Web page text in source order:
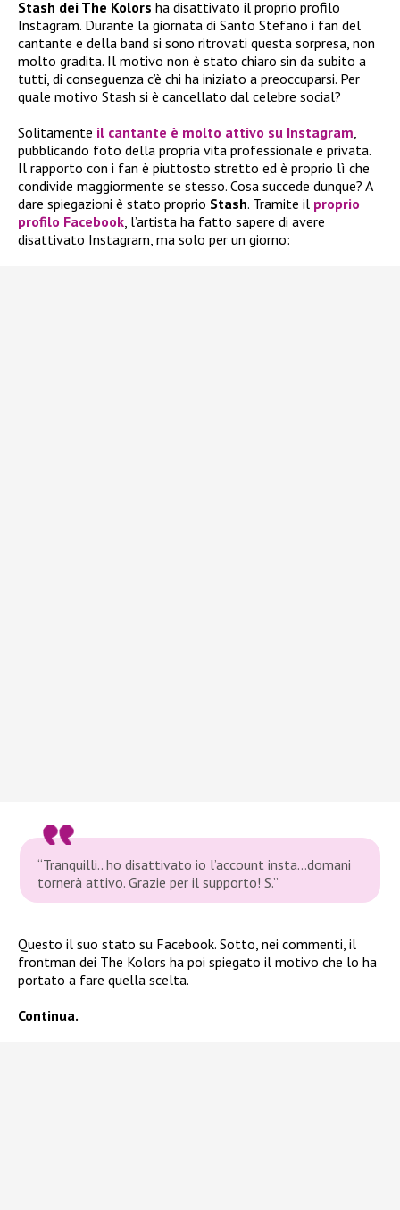
Stash dei The Kolors ha disattivato il proprio profilo
Instagram. Durante la giornata di Santo Stefano i fan del
cantante e della band si sono ritrovati questa sorpresa, non
molto gradita. Il motivo non è stato chiaro sin da subito a
tutti, di conseguenza c’è chi ha iniziato a preoccuparsi. Per
quale motivo Stash si è cancellato dal celebre social?
Solitamente il cantante è molto attivo su Instagram,
pubblicando foto della propria vita professionale e privata.
Il rapporto con i fan è piuttosto stretto ed è proprio lì che
condivide maggiormente se stesso. Cosa succede dunque? A
dare spiegazioni è stato proprio Stash. Tramite il proprio
profilo Facebook, l’artista ha fatto sapere di avere
disattivato Instagram, ma solo per un giorno:
“Tranquilli.. ho disattivato io l’account insta…domani
tornerà attivo. Grazie per il supporto! S.”
Questo il suo stato su Facebook. Sotto, nei commenti, il
frontman dei The Kolors ha poi spiegato il motivo che lo ha
portato a fare quella scelta.
Continua.